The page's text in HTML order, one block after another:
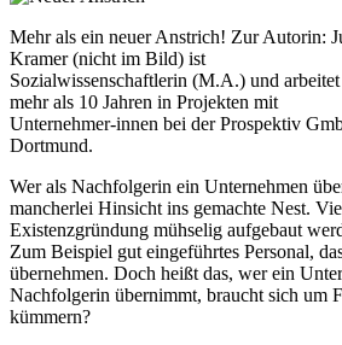
Mehr als ein neuer Anstrich! Zur Autorin:
Kramer (nicht im Bild) ist
Sozialwissenschaftlerin (M.A.) und arbeitet
mehr als 10 Jahren in Projekten mit
Unternehmer-innen bei der Prospektiv
Dortmund.
Wer als Nachfolgerin ein Unternehmen
mancherlei Hinsicht ins gemachte Nest.
Existenzgründung mühselig aufgebaut
Zum Beispiel gut eingeführtes Personal,
übernehmen. Doch heißt das, wer ein
Nachfolgerin übernimmt, braucht sich um
kümmern?